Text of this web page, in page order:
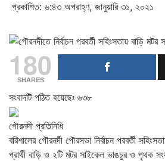
প্রকাশিত: ৬:৪৩ অপরাহ্ণ, জানুয়ারি ৩১, ২০২১
180
SHARES
সংবাদটি পঠিত হয়েছেঃ ৬৩৮
গৌরনদী প্রতিনিধি
বরিশালের গৌরনদী পৌরসভা নির্বাচন পরবর্তী
প্রার্থী বাড়ি ও ২টি মটর সাইকেল ভাঙচুর ও পৃথক